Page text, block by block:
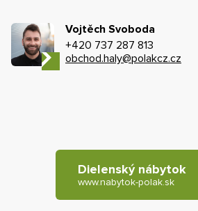
Vojtěch Svoboda
+420 737 287 813
obchod.haly@polakcz.cz
Dielenský nábytok
www.nabytok-polak.sk